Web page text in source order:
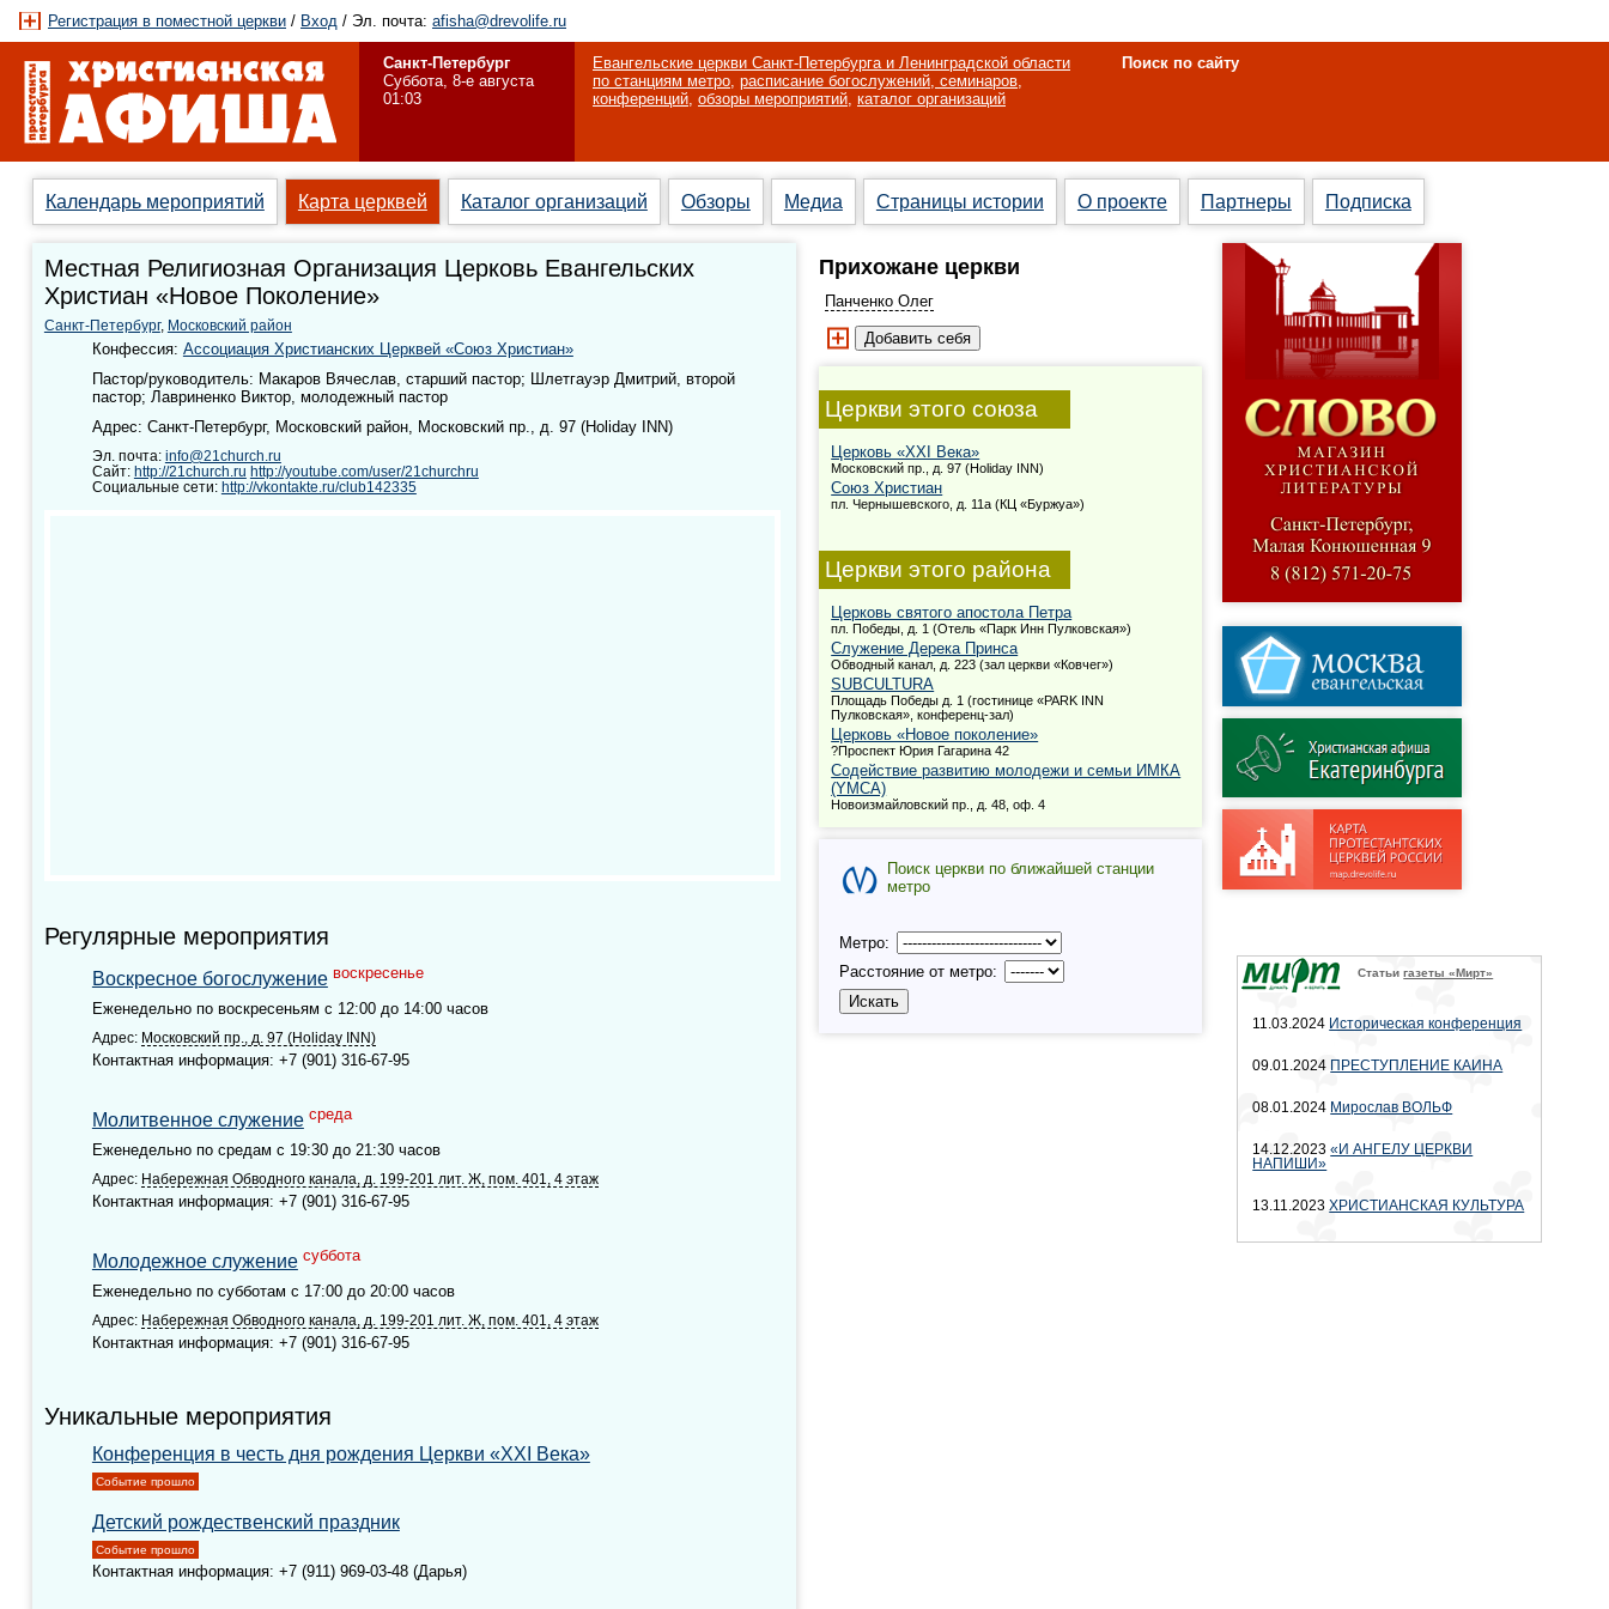
Регистрация в поместной церкви / Вход / Эл. почта: afisha@drevolife.ru
Санкт-Петербург
Суббота, 8-е августа
01:03
Евангельские церкви Санкт-Петербурга и Ленинградской области
по станциям метро, расписание богослужений, семинаров,
конференций, обзоры мероприятий, каталог организаций
Поиск по сайту
Календарь мероприятий Карта церквей Каталог организаций Обзоры Медиа Страницы истории О проекте Партнеры Подписка
Местная Религиозная Организация Церковь Евангельских
Христиан «Новое Поколение»
Санкт-Петербург, Московский район
Конфессия: Ассоциация Христианских Церквей «Союз Христиан»
Пастор/руководитель: Макаров Вячеслав, cтарший пастор; Шлетгауэр Дмитрий, второй
пастор; Лавриненко Виктор, молодежный пастор
Адрес: Санкт-Петербург, Московский район, Московский пр., д. 97 (Holiday INN)
Эл. почта: info@21church.ru
Сайт: http://21church.ru http://youtube.com/user/21churchru
Социальные сети: http://vkontakte.ru/club142335
Регулярные мероприятия
Воскресное богослужение воскресенье
Еженедельно по воскресеньям с 12:00 до 14:00 часов
Адрес: Московский пр., д. 97 (Holiday INN)
Контактная информация: +7 (901) 316-67-95
Молитвенное служение среда
Еженедельно по средам с 19:30 до 21:30 часов
Адрес: Набережная Обводного канала, д. 199-201 лит. Ж, пом. 401, 4 этаж
Контактная информация: +7 (901) 316-67-95
Молодежное служение суббота
Еженедельно по субботам с 17:00 до 20:00 часов
Адрес: Набережная Обводного канала, д. 199-201 лит. Ж, пом. 401, 4 этаж
Контактная информация: +7 (901) 316-67-95
Уникальные мероприятия
Конференция в честь дня рождения Церкви «XXI Века»
Событие прошло
Детский рождественский праздник
Событие прошло
Контактная информация: +7 (911) 969-03-48 (Дарья)
Прихожане церкви
Панченко Олег
Церкви этого союза
Церковь «XXI Века»
Московский пр., д. 97 (Holiday INN)
Союз Христиан
пл. Чернышевского, д. 11а (КЦ «Буржуа»)
Церкви этого района
Церковь святого апостола Петра
пл. Победы, д. 1 (Отель «Парк Инн Пулковская»)
Служение Дерека Принса
Обводный канал, д. 223 (зал церкви «Ковчег»)
SUBCULTURA
Площадь Победы д. 1 (гостинице «PARK INN
Пулковская», конференц-зал)
Церковь «Новое поколение»
?Проспект Юрия Гагарина 42
Содействие развитию молодежи и семьи ИМКА
(YMCA)
Новоизмайловский пр., д. 48, оф. 4
Поиск церкви по ближайшей станции
метро
Метро:
Расстояние от метро:
Статьигазеты «Мирт»
11.03.2024 Историческая конференция
09.01.2024 ПРЕСТУПЛЕНИЕ КАИНА
08.01.2024 Мирослав ВОЛЬФ
14.12.2023«И АНГЕЛУ ЦЕРКВИ
НАПИШИ»
13.11.2023ХРИСТИАНСКАЯ КУЛЬТУРА